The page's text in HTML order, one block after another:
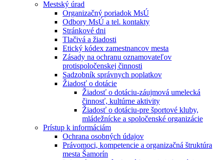
Mestský úrad
Organizačný poriadok MsÚ
Odbory MsÚ a tel. kontakty
Stránkové dni
Tlačivá a žiadosti
Etický kódex zamestnancov mesta
Zásady na ochranu oznamovateľov
protispoločenskej činnosti
Sadzobník správnych poplatkov
Žiadosť o dotácie
Žiadosť o dotáciu-záujmová umelecká
činnosť, kultúrne aktivity
Žiadosť o dotáciu-pre športové kluby,
mládežnícke a spoločenské organizácie
Prístup k informáciám
Ochrana osobných údajov
Právomoci, kompetencie a organizačná štruktúra
mesta Šamorín